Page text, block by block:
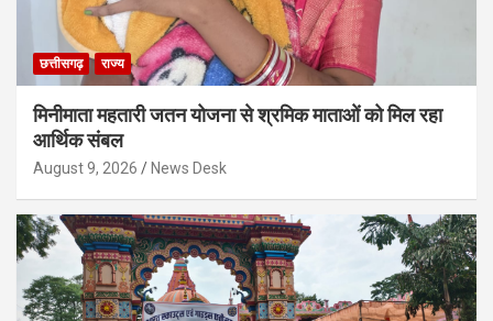
छत्तीसगढ़ राज्य
मिनीमाता महतारी जतन योजना से श्रमिक माताओं को मिल रहा
आर्थिक संबल
August 9, 2026 News Desk